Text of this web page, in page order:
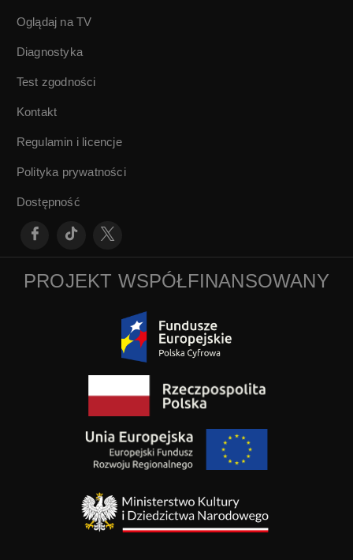
Oglądaj na TV
Diagnostyka
Test zgodności
Kontakt
Regulamin i licencje
Polityka prywatności
Dostępność
PROJEKT WSPÓŁFINANSOWANY